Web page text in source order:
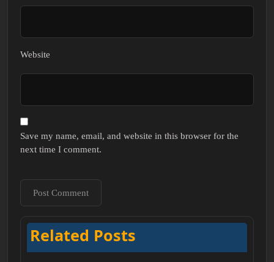
Website
Save my name, email, and website in this browser for the
next time I comment.
Related Posts